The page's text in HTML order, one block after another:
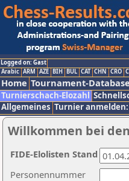
Logged on: Gast
Arabic ARM AZE BIH BUL CAT CHN CRO
Home Tournament-Database
Turnierschach-Elozahl
Allgemeines Turnier anmelden:
Willkommen bei
Personennummer
FIDE-Elolisten Stand